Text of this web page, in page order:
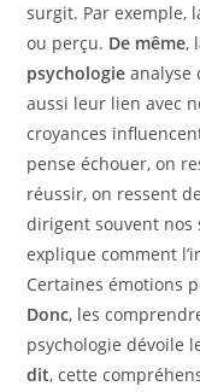
surgit. Par exemple,
ou perçu. De même,
psychologie analyse
aussi leur lien avec
croyances
pense échouer, on
réussir, on ressent
dirigent souvent nos
explique comment
Certaines émotions
Donc, les
psychologie dévoile
dit, cette